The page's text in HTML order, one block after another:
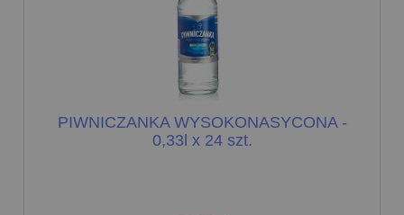
PIWNICZANKA WYSOKONASYCONA -
0,33l x 24 szt.